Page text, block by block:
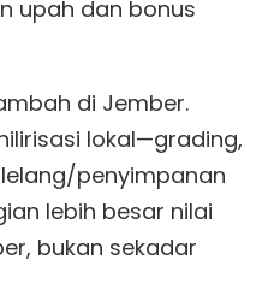
upah dan bonus
di Jember.
lokal—grading,
penyimpanan
lebih besar nilai
bukan sekadar